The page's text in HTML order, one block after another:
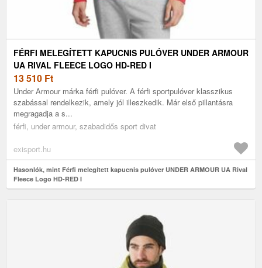
FÉRFI MELEGÍTETT KAPUCNIS PULÓVER UNDER ARMOUR
UA RIVAL FLEECE LOGO HD-RED I
13 510 Ft
Under Armour márka férfi pulóver. A férfi sportpulóver klasszikus
szabással rendelkezik, amely jól illeszkedik. Már első pillantásra
megragadja a s...
férfi, under armour, szabadidős sport divat
exisport.hu
Hasonlók, mint Férfi melegített kapucnis pulóver UNDER ARMOUR UA Rival
Fleece Logo HD-RED I